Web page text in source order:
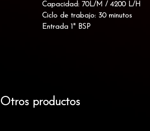
Capacidad: 70L/M / 4200 L/H
Ciclo de trabajo: 30 minutos
Entrada 1" BSP
Otros productos